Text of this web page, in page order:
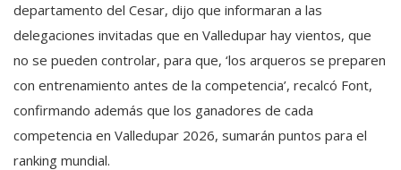
departamento del Cesar, dijo que informaran a las
delegaciones invitadas que en Valledupar hay vientos, que
no se pueden controlar, para que, ‘los arqueros se preparen
con entrenamiento antes de la competencia’, recalcó Font,
confirmando además que los ganadores de cada
competencia en Valledupar 2026, sumarán puntos para el
ranking mundial.